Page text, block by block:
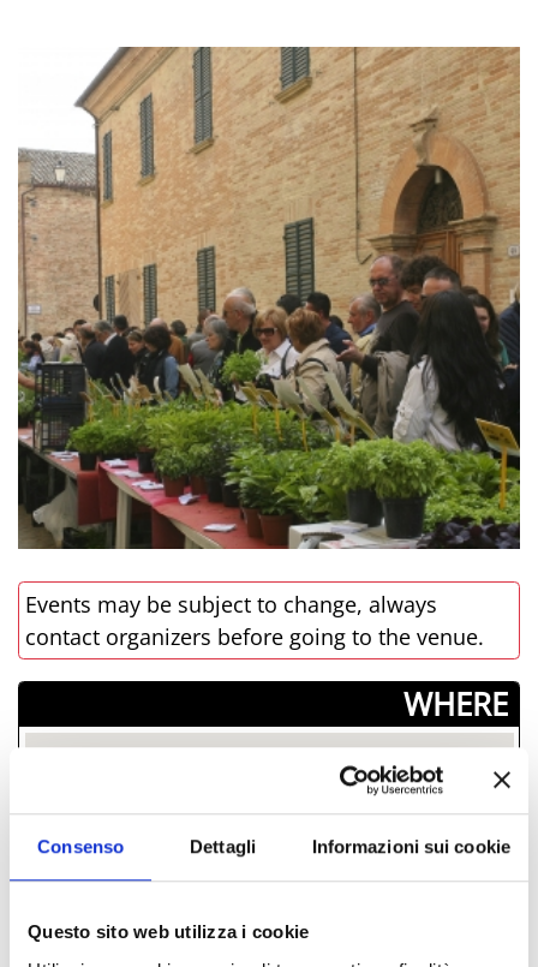
Consenso Dettagli Informazioni sui cookie
Questo sito web utilizza i cookie
Events may be subject to change, always
contact organizers before going to the venue.
­WHERE